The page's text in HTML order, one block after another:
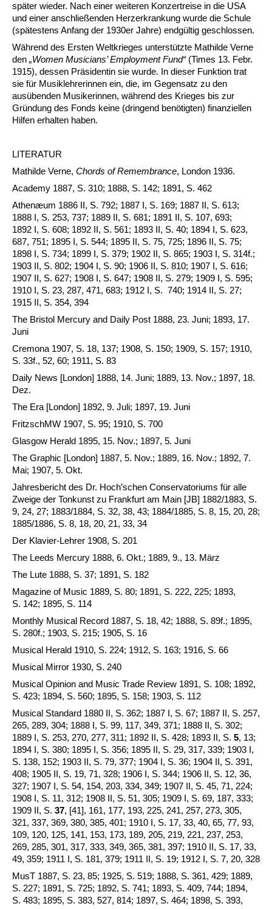
später wieder. Nach einer weiteren Konzertreise in die USA
und einer anschließenden Herzerkrankung wurde die Schule
(spätestens Anfang der 1930er Jahre) endgültig geschlossen.
Während des Ersten Weltkrieges unterstützte Mathilde Verne
den „Women Musicians’ Employment Fund“(Times 13. Febr.
1915), dessen Präsidentin sie wurde. In dieser Funktion trat
sie für Musiklehrerinnen ein, die, im Gegensatz zu den
ausübenden Musikerinnen, während des Krieges bis zur
Gründung des Fonds keine (dringend benötigten) finanziellen
Hilfen erhalten haben.
LITERATUR
Mathilde Verne, Chords of Remembrance, London 1936.
Academy 1887, S. 310; 1888, S. 142; 1891, S. 462
Athenæum 1886 II, S. 792; 1887 I, S. 169; 1887 II, S. 613;
1888 I, S. 253, 737; 1889 II, S. 681; 1891 II, S. 107, 693;
1892 I, S. 608; 1892 II, S. 561; 1893 II, S. 40; 1894 I, S. 623,
687, 751; 1895 I, S. 544; 1895 II, S. 75, 725; 1896 II, S. 75;
1898 I, S. 734; 1899 I, S. 379; 1902 II, S. 865; 1903 I, S. 314f.;
1903 II, S. 802; 1904 I, S. 90; 1906 II, S. 810; 1907 I, S. 616;
1907 II, S. 627; 1908 I, S. 647; 1908 II, S. 279; 1909 I, S. 595;
1910 I, S. 23, 287, 471, 683; 1912 I, S. 740; 1914 II, S. 27;
1915 II, S. 354, 394
The Bristol Mercury and Daily Post 1888, 23. Juni; 1893, 17.
Juni
Cremona 1907, S. 18, 137; 1908, S. 150; 1909, S. 157; 1910,
S. 33f., 52, 60; 1911, S. 83
Daily News [London] 1888, 14. Juni; 1889, 13. Nov.; 1897, 18.
Dez.
The Era [London] 1892, 9. Juli; 1897, 19. Juni
FritzschMW 1907, S. 95; 1910, S. 700
Glasgow Herald 1895, 15. Nov.; 1897, 5. Juni
The Graphic [London] 1887, 5. Nov.; 1889, 16. Nov.; 1892, 7.
Mai; 1907, 5. Okt.
Jahresbericht des Dr. Hoch’schen Conservatoriums für alle
Zweige der Tonkunst zu Frankfurt am Main [JB] 1882/1883, S.
9, 24, 27; 1883/1884, S. 32, 38, 43; 1884/1885, S. 8, 15, 20, 28;
1885/1886, S. 8, 18, 20, 21, 33, 34
Der Klavier-Lehrer 1908, S. 201
The Leeds Mercury 1888, 6. Okt.; 1889, 9., 13. März
The Lute 1888, S. 37; 1891, S. 182
Magazine of Music 1889, S. 80; 1891, S. 222, 225; 1893,
S. 142; 1895, S. 114
Monthly Musical Record 1887, S. 18, 42; 1888, S. 89f.; 1895,
S. 280f.; 1903, S. 215; 1905, S. 16
Musical Herald 1910, S. 224; 1912, S. 163; 1916, S. 66
Musical Mirror 1930, S. 240
Musical Opinion and Music Trade Review 1891, S. 108; 1892,
S. 423; 1894, S. 560; 1895, S. 158; 1903, S. 112
Musical Standard 1880 II, S. 362; 1887 I, S. 67; 1887 II, S. 257,
265, 289, 304; 1888 I, S. 99, 117, 349, 371; 1888 II, S. 302;
1889 I, S. 253, 270, 277, 311; 1892 II, S. 428; 1893 II, S. 5, 13;
1894 I, S. 380; 1895 I, S. 356; 1895 II, S. 29, 317, 339; 1903 I,
S. 138, 152; 1903 II, S. 79, 377; 1904 I, S. 36; 1904 II, S. 391,
408; 1905 II, S. 19, 71, 328; 1906 I, S. 344; 1906 II, S. 12, 36,
327; 1907 I, S. 54, 154, 203, 334, 349; 1907 II, S. 45, 71, 224;
1908 I, S. 11, 312; 1908 II, S. 51, 305; 1909 I, S. 69, 187, 333;
1909 II, S. 37, [41], 161, 177, 193, 225, 241, 257, 273, 305,
321, 337, 369, 380, 385, 401; 1910 I, S. 17, 33, 40, 65, 77, 93,
109, 120, 125, 141, 153, 173, 189, 205, 219, 221, 237, 253,
269, 285, 301, 317, 333, 349, 365, 381, 397; 1910 II, S. 17, 33,
49, 359; 1911 I, S. 181, 379; 1911 II, S. 19; 1912 I, S. 7, 20, 328
MusT 1887, S. 23, 85; 1925, S. 519; 1888, S. 361, 429; 1889,
S. 227; 1891, S. 725; 1892, S. 741; 1893, S. 409, 744; 1894,
S. 483; 1895, S. 383, 527, 814; 1897, S. 464; 1898, S. 393,